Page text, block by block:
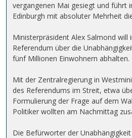
vergangenen Mai gesiegt und führt
Edinburgh mit absoluter Mehrheit
Ministerpräsident Alex Salmond will
Referendum über die
fünf Millionen Einwohnern abhalten.
Mit der Zentralregierung in
des Referendums im Streit, etwa
Formulierung der Frage auf dem
Politiker wollten am Nachmittag
Die Befürworter der